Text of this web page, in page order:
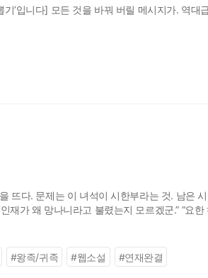
’입니다] 모든 것을 바꿔 버릴 메시지가. 역대
뜨다. 문제는 이 녀석이 시한부라는 것. 남은
재가 왜 망나니라고 불렸는지 모르겠군.” “요
연 살아남을 수 있을까?
#왕족/귀족 #웹소설 #연재완결